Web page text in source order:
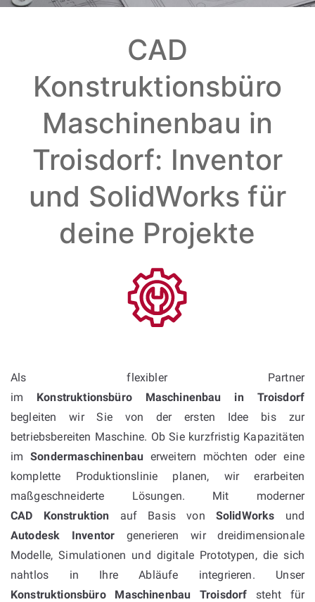
CAD
Konstruktionsbüro
Maschinenbau in
Troisdorf: Inventor
und SolidWorks für
deine Projekte
Als flexibler Partner
im Konstruktionsbüro Maschinenbau in Troisdorf
begleiten wir Sie von der ersten Idee bis zur
betriebsbereiten Maschine. Ob Sie kurzfristig Kapazitäten
imSondermaschinenbau erweitern möchten oder eine
komplette Produktionslinie planen, wir erarbeiten
maßgeschneiderte Lösungen. Mit moderner
CAD Konstruktion auf Basis von SolidWorks und
Autodesk Inventor generieren wir dreidimensionale
Modelle, Simulationen und digitale Prototypen, die sich
nahtlos in Ihre Abläufe integrieren. Unser
Konstruktionsbüro Maschinenbau Troisdorf steht für